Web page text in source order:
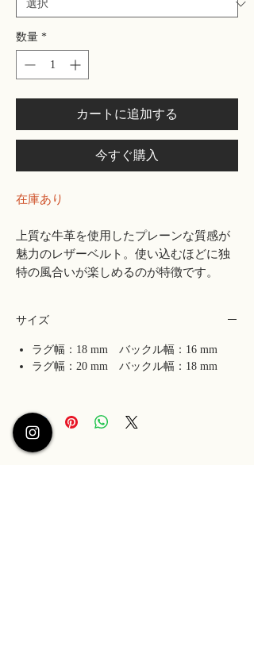
数量 *
カートに追加する
今すぐ購入
在庫あり
上質な牛革を使用したプレーンな質感が
魅力のレザーベルト。使い込むほどに独
特の風合いが楽しめるのが特徴です。
サイズ
ラグ幅：18 mm バックル幅：16 mm
ラグ幅：20 mm バックル幅：18 mm